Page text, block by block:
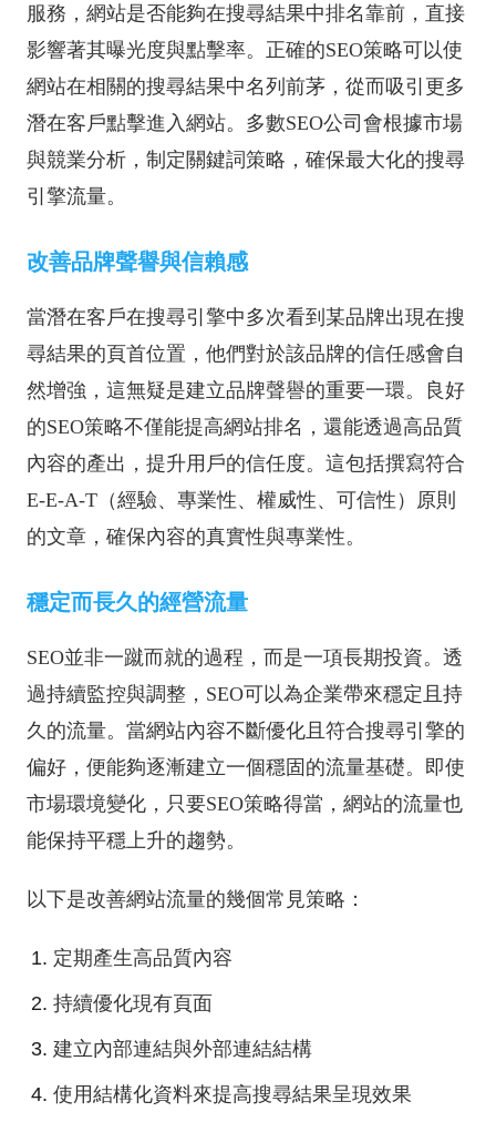
服務，網站是否能夠在搜尋結果中排名靠前，直接
影響著其曝光度與點擊率。正確的SEO策略可以使
網站在相關的搜尋結果中名列前茅，從而吸引更多
潛在客戶點擊進入網站。多數SEO公司會根據市場
與競業分析，制定關鍵詞策略，確保最大化的搜尋
引擎流量。
改善品牌聲譽與信賴感
當潛在客戶在搜尋引擎中多次看到某品牌出現在搜
尋結果的頁首位置，他們對於該品牌的信任感會自
然增強，這無疑是建立品牌聲譽的重要一環。良好
的SEO策略不僅能提高網站排名，還能透過高品質
內容的產出，提升用戶的信任度。這包括撰寫符合
E-E-A-T（經驗、專業性、權威性、可信性）原則
的文章，確保內容的真實性與專業性。
穩定而長久的經營流量
SEO並非一蹴而就的過程，而是一項長期投資。透
過持續監控與調整，SEO可以為企業帶來穩定且持
久的流量。當網站內容不斷優化且符合搜尋引擎的
偏好，便能夠逐漸建立一個穩固的流量基礎。即使
市場環境變化，只要SEO策略得當，網站的流量也
能保持平穩上升的趨勢。
以下是改善網站流量的幾個常見策略：
定期產生高品質內容
持續優化現有頁面
建立內部連結與外部連結結構
使用結構化資料來提高搜尋結果呈現效果